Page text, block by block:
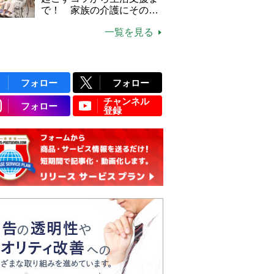
で！ 家族の介護にそのま
一覧を見る
フォロー フォロー
フォロー
チャンネル
登録